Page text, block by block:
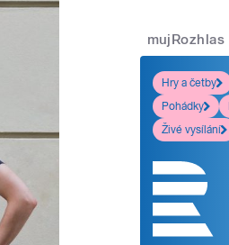
mujRozhlas
Hry a četby
Pohádky
Živé vysílání